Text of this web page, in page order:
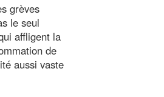
grèves
le seul
affligent la
de
aussi vaste